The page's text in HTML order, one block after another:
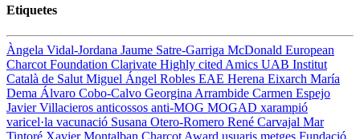
Etiquetes
Àngela Vidal-Jordana Jaume Satre-Garriga McDonald European
Charcot Foundation Clarivate Highly cited Amics UAB Institut
Català de Salut Miguel Ángel Robles EAE Herena Eixarch María
Dema Álvaro Cobo-Calvo Georgina Arrambide Carmen Espejo
Javier Villacieros anticossos anti-MOG MOGAD xarampió
varicel·la vacunació Susana Otero-Romero René Carvajal Mar
Tintoré Xavier Montalban Charcot Award usuaris metges Fundació